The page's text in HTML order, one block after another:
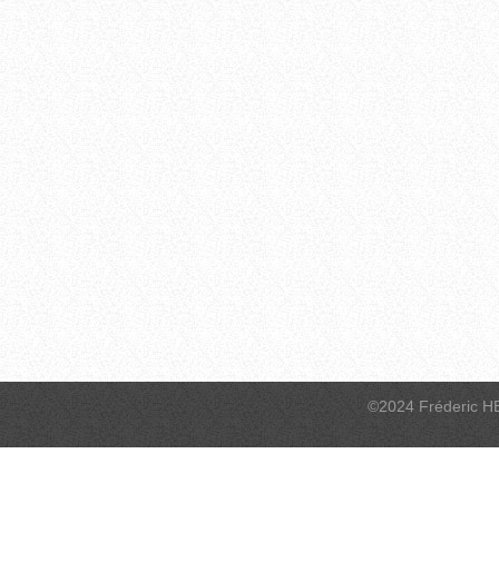
©2024 Fréderic